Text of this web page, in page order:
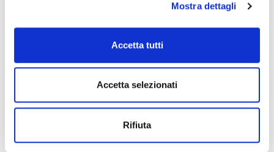
Mostra dettagli
Accetta tutti
Accetta selezionati
Rifiuta